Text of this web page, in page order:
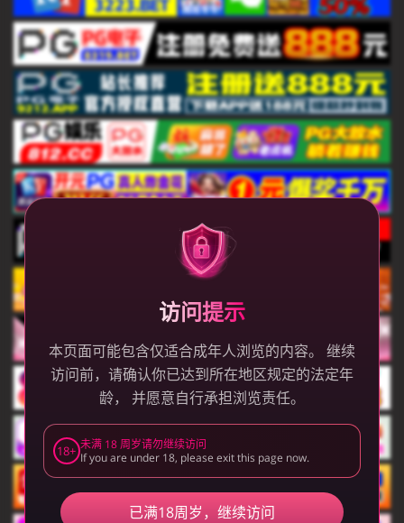
访问提示
本页面可能包含仅适合成年人浏览的内容。 继续
访问前，请确认你已达到所在地区规定的法定年
龄， 并愿意自行承担浏览责任。
18+ 未满 18 周岁请勿继续访问
If you are under 18, please exit this page now.
已满18周岁，继续访问